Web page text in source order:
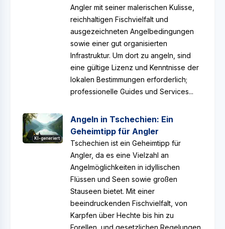
Angler mit seiner malerischen Kulisse,
reichhaltigen Fischvielfalt und
ausgezeichneten Angelbedingungen
sowie einer gut organisierten
Infrastruktur. Um dort zu angeln, sind
eine gültige Lizenz und Kenntnisse der
lokalen Bestimmungen erforderlich;
professionelle Guides und Services...
KI-generiert
Angeln in Tschechien: Ein
Geheimtipp für Angler
Tschechien ist ein Geheimtipp für
Angler, da es eine Vielzahl an
Angelmöglichkeiten in idyllischen
Flüssen und Seen sowie großen
Stauseen bietet. Mit einer
beeindruckenden Fischvielfalt, von
Karpfen über Hechte bis hin zu
Forellen, und gesetzlichen Regelungen